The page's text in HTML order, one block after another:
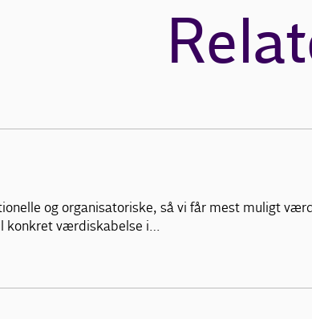
og organisatoriske, så vi får mest muligt
konkret værdiskabelse i…